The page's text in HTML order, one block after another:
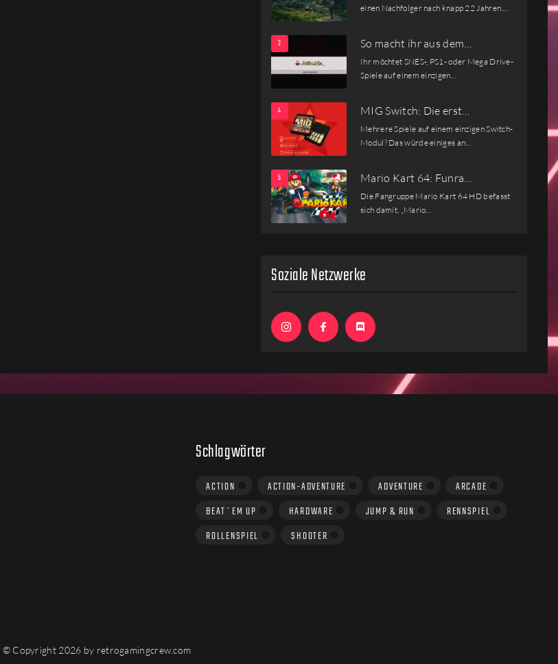
einen Nachfolger nach knapp 22 Jahren.…
So macht ihr aus dem…
Ihr möchtet SNES-, PS1- oder Mega Drive-
Spiele auf einem einzigen…
MIG Switch: Die erst…
Mehrere Spiele auf einem einzigen Switch-
Modul? Das würde einiges an…
Mario Kart 64: Funra…
Die Fangruppe Mario Kart 64 HD befasst
sich damit, „Mario…
Soziale Netzwerke
Schlagwörter
ACTION ACTION-ADVENTURE ADVENTURE
ARCADE
BEAT´EM UP
HARDWARE JUMP & RUN
RENNSPIEL
ROLLENSPIEL
SHOOTER
© Copyright 2026 by retrogamingcrew.com